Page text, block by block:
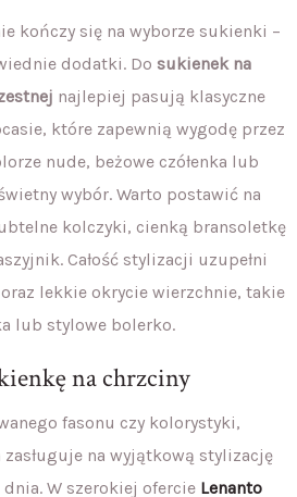
kończy się na wyborze sukienki –
dodatki. Do sukienek na
najlepiej pasują klasyczne
które zapewnią wygodę przez
nude, beżowe czółenka lub
wybór. Warto postawić na
kolczyki, cienką bransoletkę
Całość stylizacji uzupełni
lekkie okrycie wierzchnie, takie
lub stylowe bolerko.
na chrzciny
fasonu czy kolorystyki,
na wyjątkową stylizację
W szerokiej ofercie Lenanto